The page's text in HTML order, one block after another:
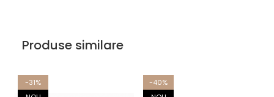
Produse similare
-31%
-40%